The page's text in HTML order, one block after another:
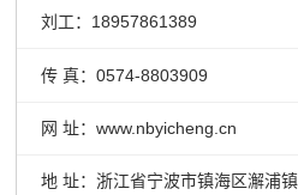
刘工：18957861389
传 真：0574-8803909
网 址：www.nbyicheng.cn
地 址：浙江省宁波市镇海区澥浦